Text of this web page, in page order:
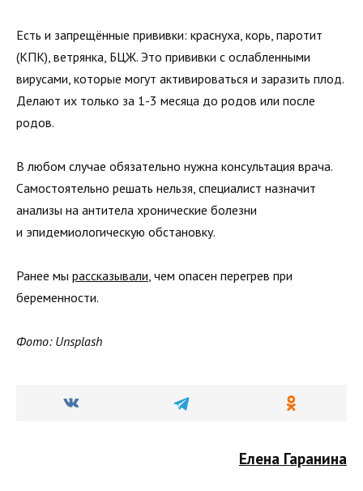
Есть и запрещённые прививки: краснуха, корь, паротит
(КПК), ветрянка, БЦЖ. Это прививки с ослабленными
вирусами, которые могут активироваться и заразить плод.
Делают их только за 1-3 месяца до родов или после
родов.
В любом случае обязательно нужна консультация врача.
Самостоятельно решать нельзя, специалист назначит
анализы на антитела хронические болезни
и эпидемиологическую обстановку.
Ранее мы рассказывали, чем опасен перегрев при
беременности.
Фото: Unsplash
Елена Гаранина